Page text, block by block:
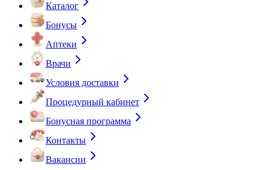
Каталог
Бонусы
Аптеки
Врачи
Условия доставки
Процедурный кабинет
Бонусная программа
Контакты
Вакансии